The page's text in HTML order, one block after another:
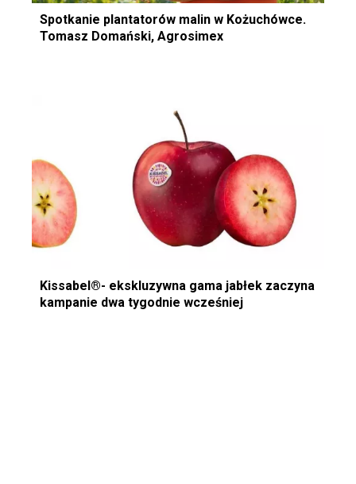
Spotkanie plantatorów malin w Kożuchówce.
Tomasz Domański, Agrosimex
Kissabel®- ekskluzywna gama jabłek zaczyna
kampanie dwa tygodnie wcześniej